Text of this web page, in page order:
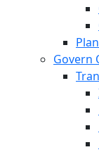
Govern